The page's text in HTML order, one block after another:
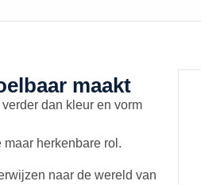
maakt
dan kleur en vorm
maar herkenbare rol.
naar de wereld van